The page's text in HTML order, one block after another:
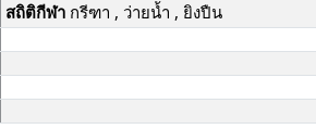
สถิติกีฬากรีฑา , ว่ายน้ำ , ยิงปืน